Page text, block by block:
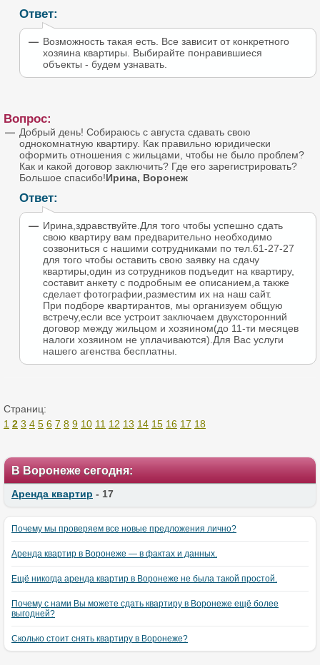
Ответ:
Возможность такая есть. Все зависит от конкретного
хозяина квартиры. Выбирайте понравившиеся
объекты - будем узнавать.
Вопрос:
Добрый день! Собираюсь с августа сдавать свою
однокомнатную квартиру. Как правильно юридически
оформить отношения с жильцами, чтобы не было проблем?
Как и какой договор заключить? Где его зарегистрировать?
Большое спасибо!Ирина, Воронеж
Ответ:
Ирина,здравствуйте.Для того чтобы успешно сдать
свою квартиру вам предварительно необходимо
созвониться с нашими сотрудниками по тел.61-27-27
для того чтобы оставить свою заявку на сдачу
квартиры,один из сотрудников подъедит на квартиру,
составит анкету с подробным ее описанием,а также
сделает фотографии,разместим их на наш сайт.
При подборе квартирантов, мы организуем общую
встречу,если все устроит заключаем двухсторонний
договор между жильцом и хозяином(до 11-ти месяцев
налоги хозяином не уплачиваются).Для Вас услуги
нашего агенства бесплатны.
Страниц:
1 2 3 4 5 6 7 8 9 10 11 12 13 14 15 16 17 18
В Воронеже сегодня:
Аренда квартир - 17
Почему мы проверяем все новые предложения лично?
Аренда квартир в Воронеже — в фактах и данных.
Ещё никогда аренда квартир в Воронеже не была такой простой.
Почему с нами Вы можете сдать квартиру в Воронеже ещё более
выгодней?
Сколько стоит снять квартиру в Воронеже?